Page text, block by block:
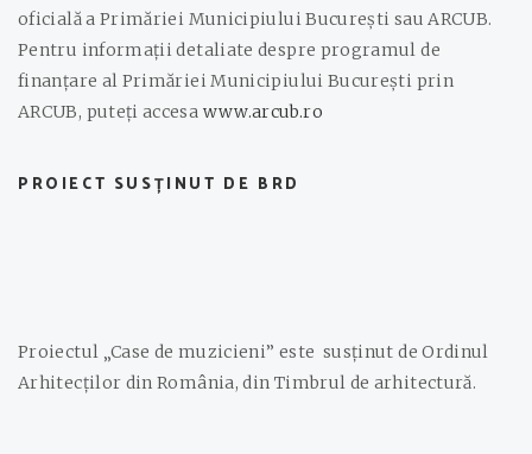
oficială a Primăriei Municipiului București sau ARCUB.
Pentru informații detaliate despre programul de
finanțare al Primăriei Municipiului București prin
ARCUB, puteți accesa www.arcub.ro
PROIECT SUSȚINUT DE BRD
Proiectul „Case de muzicieni” este susținut de Ordinul
Arhitecților din România, din Timbrul de arhitectură.